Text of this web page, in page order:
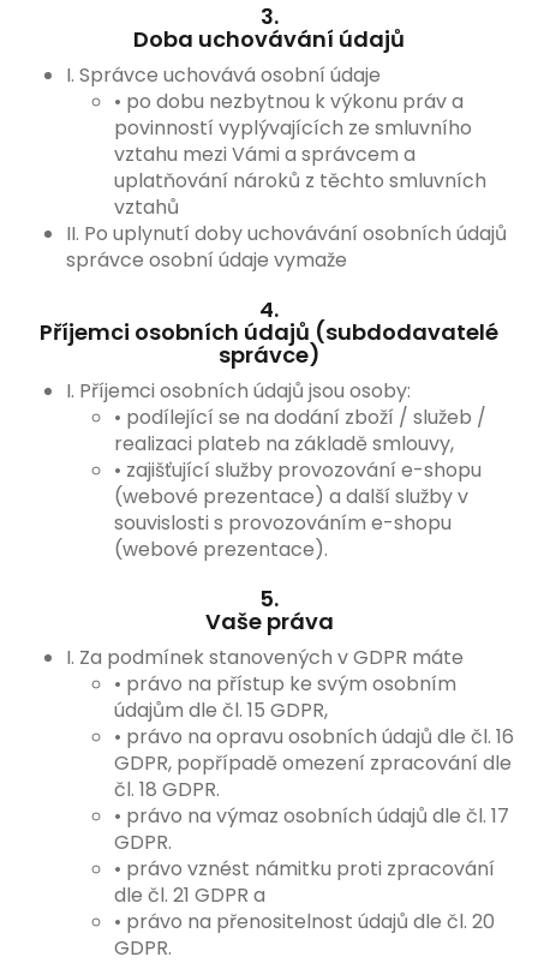
3.
Doba uchovávání údajů
I. Správce uchovává osobní údaje
• po dobu nezbytnou k výkonu práv a
povinností vyplývajících ze smluvního
vztahu mezi Vámi a správcem a
uplatňování nároků z těchto smluvních
vztahů
II. Po uplynutí doby uchovávání osobních údajů
správce osobní údaje vymaže
4.
Příjemci osobních údajů (subdodavatelé
správce)
I. Příjemci osobních údajů jsou osoby:
• podílející se na dodání zboží / služeb /
realizaci plateb na základě smlouvy,
• zajišťující služby provozování e-shopu
(webové prezentace) a další služby v
souvislosti s provozováním e-shopu
(webové prezentace).
5.
Vaše práva
I. Za podmínek stanovených v GDPR máte
• právo na přístup ke svým osobním
údajům dle čl. 15 GDPR,
• právo na opravu osobních údajů dle čl. 16
GDPR, popřípadě omezení zpracování dle
čl. 18 GDPR.
• právo na výmaz osobních údajů dle čl. 17
GDPR.
• právo vznést námitku proti zpracování
dle čl. 21 GDPR a
• právo na přenositelnost údajů dle čl. 20
GDPR.